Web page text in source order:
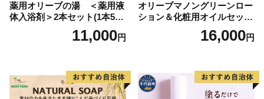
薬用オリーブの湯 ＜薬用液
体入浴剤＞2本セット(1本500
11,000円
オリーブマノングリーンロー
ション＆化粧用オイルセット
美容グッズ スキンケア 化粧
16,000円